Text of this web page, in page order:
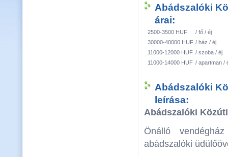
Abádszalóki
árai:
2500-3500 HUF
/ fő / éj
30000-40000 HUF / ház / éj
11000-12000 HUF / szoba / éj
11000-14000 HUF / apartman /
Abádszalóki
leírása:
Abádszalóki
Önálló
abádszalóki